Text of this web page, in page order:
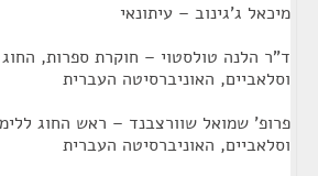
מיכאל ג'גינוב – עיתונאי
ד"ר הלנה טולסטוי – חוקרת ספרות, החוג
וסלאביים, האוניברסיטה העברית
פרופ' שמואל שוורצבנד – ראש החוג
וסלאביים, האוניברסיטה העברית